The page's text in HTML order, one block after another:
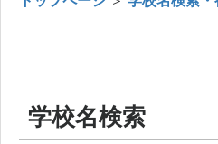
学校名検索